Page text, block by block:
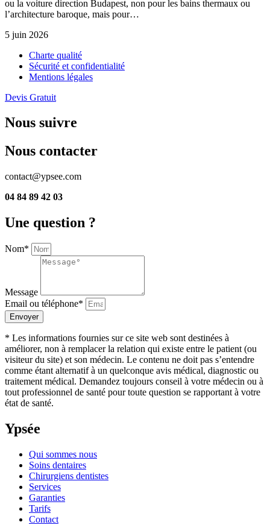
ou la voiture direction Budapest, non pour les bains thermaux ou
l’architecture baroque, mais pour…
5 juin 2026
Charte qualité
Sécurité et confidentialité
Mentions légales
Devis Gratuit
Nous suivre
Nous contacter
contact@ypsee.com
04 84 89 42 03
Une question ?
Nom*
Message
Email ou téléphone*
Envoyer
* Les informations fournies sur ce site web sont destinées à
améliorer, non à remplacer la relation qui existe entre le patient (ou
visiteur du site) et son médecin. Le contenu ne doit pas s’entendre
comme étant alternatif à un quelconque avis médical, diagnostic ou
traitement médical. Demandez toujours conseil à votre médecin ou à
tout professionnel de santé pour toute question se rapportant à votre
état de santé.
Ypsée
Qui sommes nous
Soins dentaires
Chirurgiens dentistes
Services
Garanties
Tarifs
Contact